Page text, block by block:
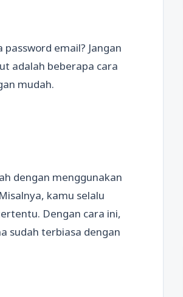
email? Jangan
adalah beberapa cara
mudah.
dengan menggunakan
kamu selalu
Dengan cara ini,
sudah terbiasa dengan